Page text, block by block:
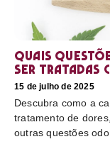
Quais
ser tratadas
15 de julho de 2025
Descubra como a
tratamento de
outras questões